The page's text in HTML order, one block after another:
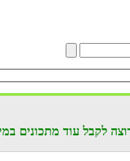
לקבל עוד מתכונים